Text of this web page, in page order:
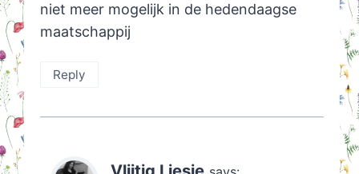
niet meer mogelijk in de hedendaagse
maatschappij
Reply